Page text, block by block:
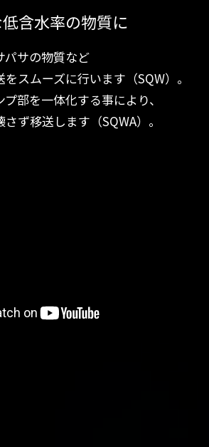
含水率の物質に
パサの物質など
スムーズに行います（SQW）。
部を一体化する事により、
ず移送します（SQWA）。